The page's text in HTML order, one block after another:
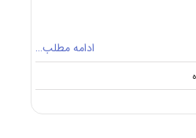
ادامه مطلب…
on
دانلود